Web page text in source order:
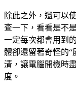
除此之外，還可以
查一下，看看是不
一定每次都會用到
體卻還留著奇怪的“
清，讓電腦開機時
度。